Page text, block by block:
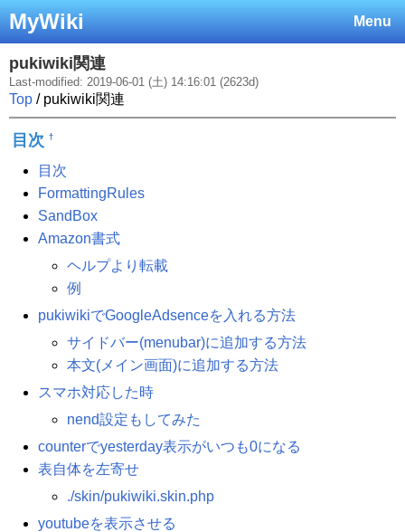
Menu
MyWiki
pukiwiki関連
Last-modified: 2019-06-01 (土) 14:16:01 (2623d)
Top / pukiwiki関連
目次 †
目次
FormattingRules
SandBox
Amazon書式
ヘルプより転載
例
pukiwikiでGoogleAdsenceを入れる方法
サイドバー(menubar)に追加する方法
本文(メイン画面)に追加する方法
スマホ対応した時
nend設定もしてみた
counterでyesterday表示がいつも0になる
表自体を左寄せ
./skin/pukiwiki.skin.php
youtubeを表示させる